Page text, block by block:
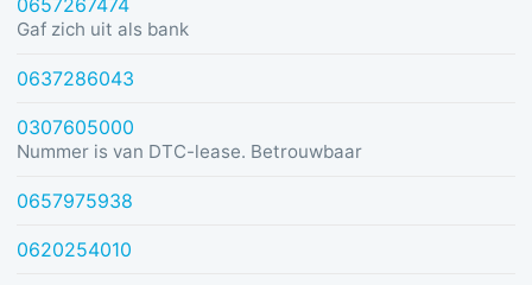
0657267474
Gaf zich uit als bank
0637286043
0307605000
Nummer is van DTC-lease. Betrouwbaar
0657975938
0620254010